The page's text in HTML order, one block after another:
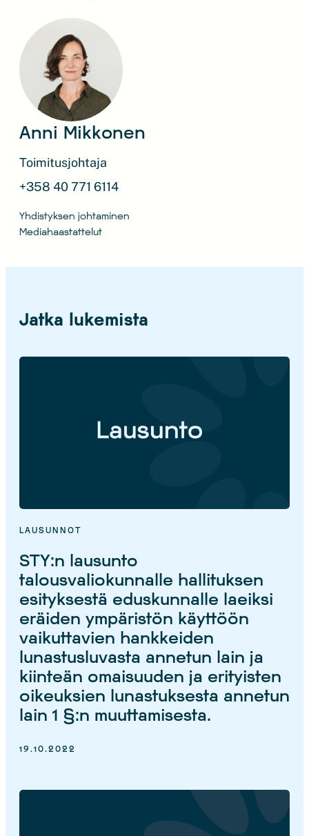
Anni Mikkonen
Toimitusjohtaja
+358 40 771 6114
Yhdistyksen johtaminen
Mediahaastattelut
Jatka lukemista
LAUSUNNOT
STY:n lausunto
talousvaliokunnalle hallituksen
esityksestä eduskunnalle laeiksi
eräiden ympäristön käyttöön
vaikuttavien hankkeiden
lunastusluvasta annetun lain ja
kiinteän omaisuuden ja erityisten
oikeuksien lunastuksesta annetun
lain 1 §:n muuttamisesta.
19.10.2022